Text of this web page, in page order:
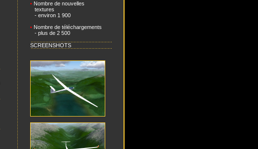
• Nombre de nouvelles
textures
- environ 1 900
• Nombre de téléchargements
- plus de 2 500
SCREENSHOTS